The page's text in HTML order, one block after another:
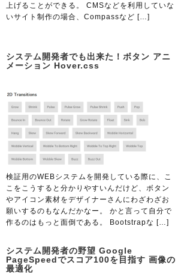
上げることができる。 CMSなどを利用していな
いサイト制作の場合、Compassなど […]
システム開発者でも出来た！ボタン アニ
メーション Hover.css
検証用のWEBシステムを開発している際に、こ
こをこうすると分かりやすいんだけど、ボタン
やアイコン素材をデザイナーさんにわざわざお
願いするのもなんだかなー。 かと言って自分で
作るのはもっと面倒である。 Bootstrapな […]
システム開発者の野望 Google
PageSpeedでスコア100を目指す 画像の
最適化